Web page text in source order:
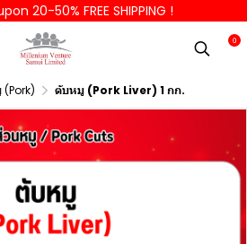
20-50% FREE SHIPPING !
0
(Pork) ตับหมู (Pork Liver) 1 กก.